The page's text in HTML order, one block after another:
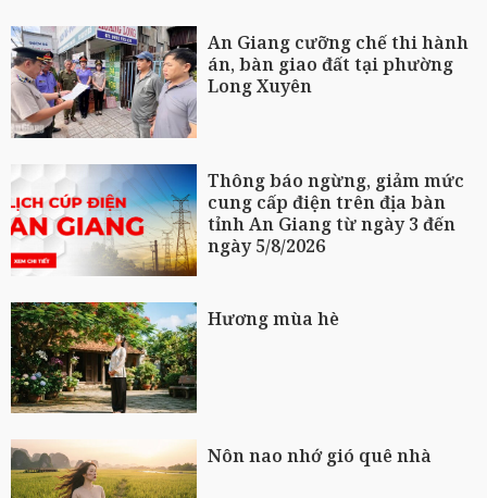
An Giang cưỡng chế thi hành
án, bàn giao đất tại phường
Long Xuyên
Thông báo ngừng, giảm mức
cung cấp điện trên địa bàn
tỉnh An Giang từ ngày 3 đến
ngày 5/8/2026
Hương mùa hè
Nôn nao nhớ gió quê nhà